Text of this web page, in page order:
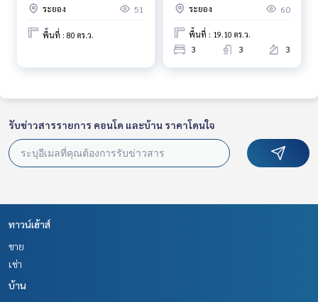
ระยอง 51
พื้นที่ : 80 ตร.ว.
ระยอง 60
พื้นที่ : 19.10 ตร.ว.
3 3 3
รับข่าวสารรายการ คอนโด และบ้าน ราคาโดนใจ
ทาวน์เฮ้าส์
ขาย
เช่า
บ้าน